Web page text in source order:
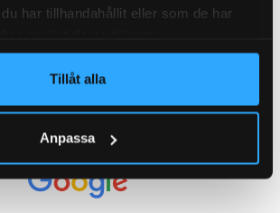
har tillhandahållit eller som de har
Tillåt alla
Anpassa
4×100
VG10-M